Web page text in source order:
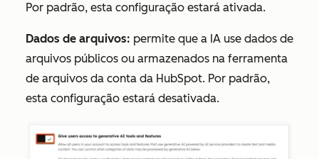
Por padrão, esta configuração estará ativada.
Dados de arquivos: permite que a IA use dados de
arquivos públicos ou armazenados na ferramenta
de arquivos da conta da HubSpot. Por padrão,
esta configuração estará desativada.